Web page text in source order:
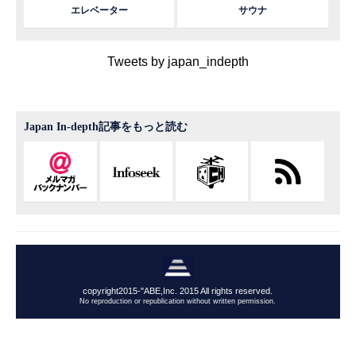
エレベーター サウナ
Tweets by japan_indepth
Japan In-depth記事をもっと読む
copyright2015-"ABE,Inc. 2015 All rights reserved.
No reproduction or republication without written permission.